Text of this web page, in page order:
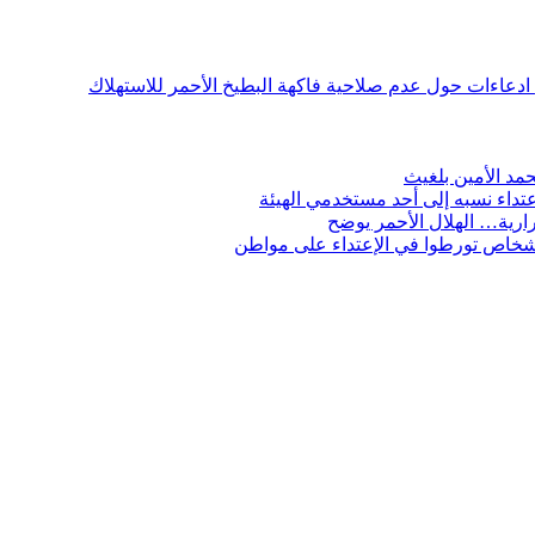
ادعاءات حول عدم صلاحية فاكهة البطيخ الأحمر للاستهلاك
الأمين بلغيث
نسبه إلى أحد مستخدمي الهيئة
الهلال الأحمر يوضح